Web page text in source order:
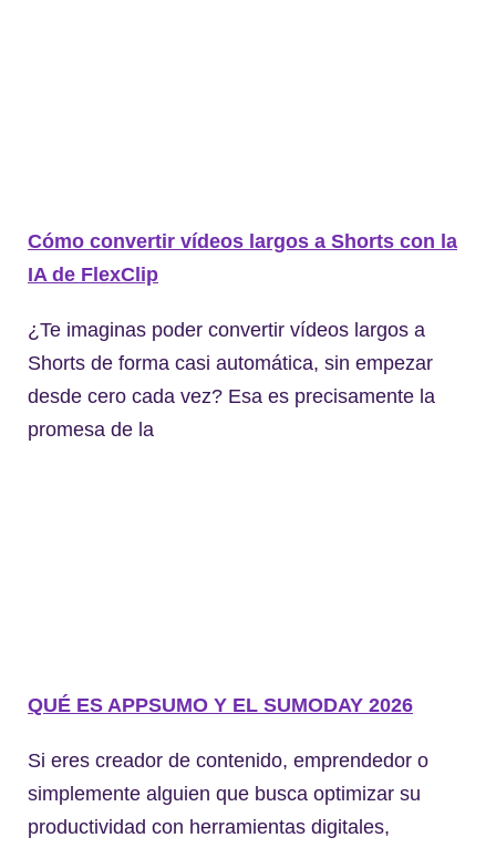
Cómo convertir vídeos largos a Shorts con la
IA de FlexClip
¿Te imaginas poder convertir vídeos largos a
Shorts de forma casi automática, sin empezar
desde cero cada vez? Esa es precisamente la
promesa de la
QUÉ ES APPSUMO Y EL SUMODAY 2026
Si eres creador de contenido, emprendedor o
simplemente alguien que busca optimizar su
productividad con herramientas digitales,